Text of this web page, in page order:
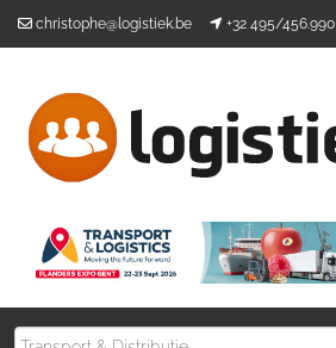
christophe@logistiek.be +32 495/456.990